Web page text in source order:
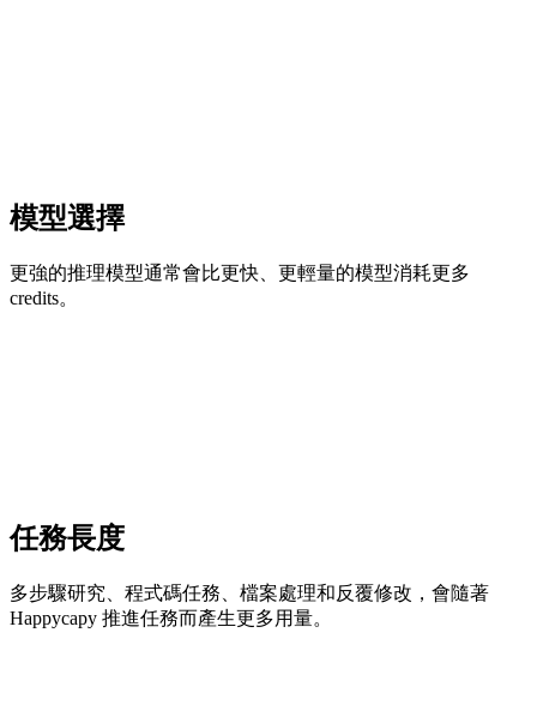
模型選擇
更強的推理模型通常會比更快、更輕量的模型消耗更多
credits。
任務長度
多步驟研究、程式碼任務、檔案處理和反覆修改，會隨著
Happycapy 推進任務而產生更多用量。